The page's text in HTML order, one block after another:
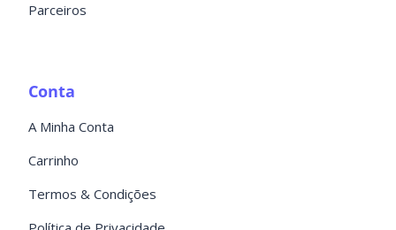
Parceiros
Conta
A Minha Conta
Carrinho
Termos & Condições